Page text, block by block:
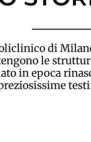
di
le
in epoca